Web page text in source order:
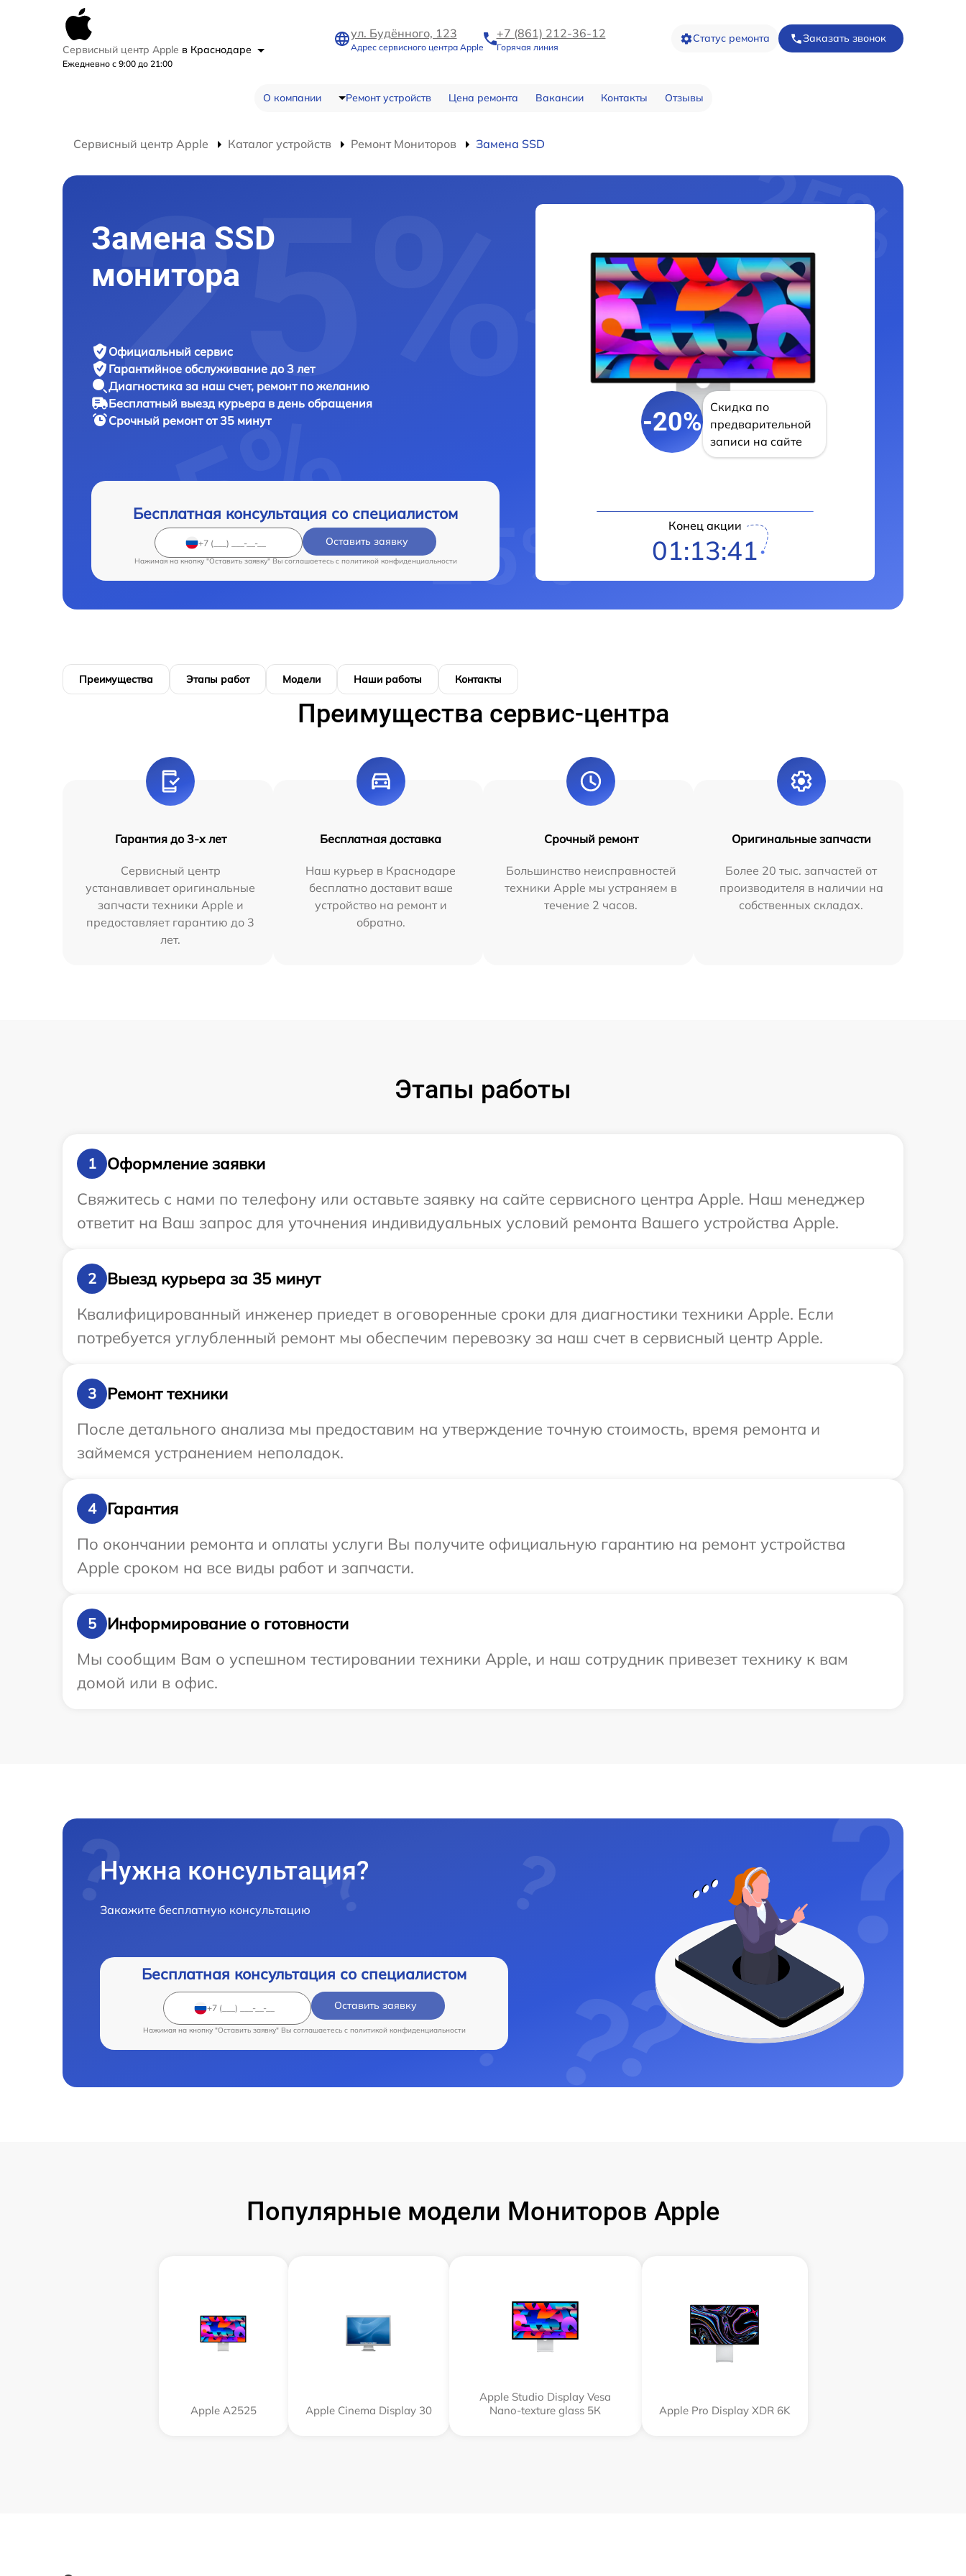
Сервисный центр Apple в Краснодаре
Ежедневно с 9:00 до 21:00
ул. Будённого, 123
Адрес сервисного центра Apple
+7 (861) 212-36-12
Горячая линия
Статус ремонта Заказать звонок
О компании Ремонт устройств Цена ремонта Вакансии Контакты Отзывы
Сервисный центр Apple Каталог устройств Ремонт Мониторов Замена SSD
Замена SSD
монитора
Официальный сервис
Гарантийное обслуживание до 3 лет
Диагностика за наш счет, ремонт по желанию
Бесплатный выезд курьера в день обращения
Срочный ремонтот 35 минут
Бесплатная консультация со специалистом
Оставить заявку
Нажимая на кнопку "Оставить заявку" Вы соглашаетесь c политикой конфиденциальности
-20%
Скидка по
предварительной
записи на сайте
Конец акции
01:13:40
Преимущества Этапы работ Модели Наши работы Контакты
Преимущества сервис-центра
Гарантия до 3-х лет
Сервисный центр
устанавливает оригинальные
запчасти техники Apple и
предоставляет гарантию до 3
лет.
Бесплатная доставка
Наш курьер в Краснодаре
бесплатно доставит ваше
устройство на ремонт и
обратно.
Срочный ремонт
Большинство неисправностей
техники Apple мы устраняем в
течение 2 часов.
Оригинальные запчасти
Более 20 тыс. запчастей от
производителя в наличии на
собственных складах.
Этапы работы
1
Оформление заявки
Свяжитесь с нами по телефону или оставьте заявку на сайте сервисного центра Apple. Наш менеджер
ответит на Ваш запрос для уточнения индивидуальных условий ремонта Вашего устройства Apple.
2
Выезд курьера за 35 минут
Квалифицированный инженер приедет в оговоренные сроки для диагностики техники Apple. Если
потребуется углубленный ремонт мы обеспечим перевозку за наш счет в сервисный центр Apple.
3
Ремонт техники
После детального анализа мы предоставим на утверждение точную стоимость, время ремонта и
займемся устранением неполадок.
4
Гарантия
По окончании ремонта и оплаты услуги Вы получите официальную гарантию на ремонт устройства
Apple сроком на все виды работ и запчасти.
5
Информирование о готовности
Мы сообщим Вам о успешном тестировании техники Apple, и наш сотрудник привезет технику к вам
домой или в офис.
Нужна консультация?
Закажите бесплатную консультацию
Бесплатная консультация со специалистом
Оставить заявку
Нажимая на кнопку "Оставить заявку" Вы соглашаетесь c политикой конфиденциальности
Популярные модели Мониторов Apple
Apple А2525 Apple Cinema Display 30
Apple Studio Display Vesa
Nano-texture glass 5К
Apple Pro Display XDR 6K